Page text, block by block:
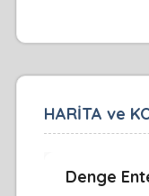
HARİTA ve
Denge